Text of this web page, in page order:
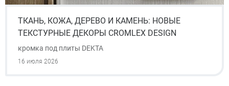
ТКАНЬ, КОЖА, ДЕРЕВО И КАМЕНЬ: НОВЫЕ
ТЕКСТУРНЫЕ ДЕКОРЫ CROMLEX DESIGN
кромка под плиты DEKTA
16 июля 2026